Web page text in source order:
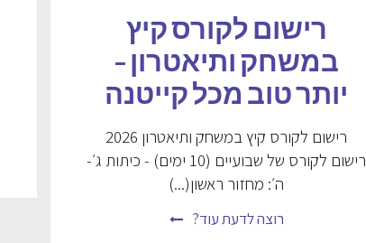
רישום לקורס קיץ
במשחק ותיאטרון –
יותר טוב מכל קייטנה
רישום לקורס קיץ במשחק ותיאטרון 2026
רישום לקורס של שבועיים (10 ימים) - כיתות ג׳-
ה׳: מחזור ראשון(...)
רוצה לדעת עוד?